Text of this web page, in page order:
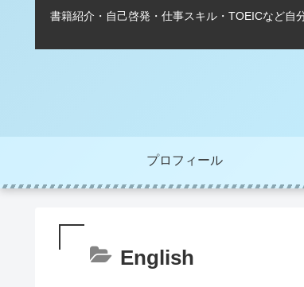
書籍紹介・自己啓発・仕事スキル・TOEICなど自
プロフィール
English